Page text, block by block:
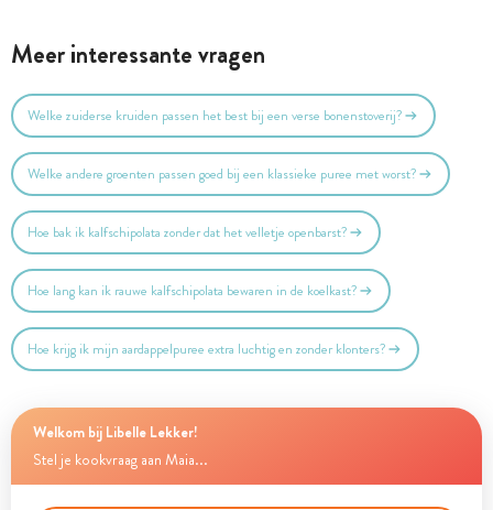
Meer interessante vragen
Welke zuiderse kruiden passen het best bij een verse bonenstoverij?
Welke andere groenten passen goed bij een klassieke puree met worst?
Hoe bak ik kalfschipolata zonder dat het velletje openbarst?
Hoe lang kan ik rauwe kalfschipolata bewaren in de koelkast?
Hoe krijg ik mijn aardappelpuree extra luchtig en zonder klonters?
Welkom bij Libelle Lekker!
Stel je kookvraag aan Maia...